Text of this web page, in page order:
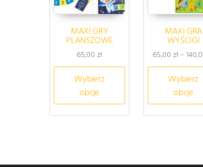
MAXI GRY
PLANSZOWE
65,00 zł
Wybierz
opcje
Ten produkt ma
MAXI GRA
WYŚCIGI
65,00 zł –
Wybierz
opcje